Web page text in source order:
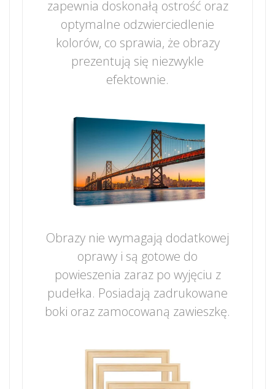
zapewnia doskonałą ostrość oraz
optymalne odzwierciedlenie
kolorów, co sprawia, że obrazy
prezentują się niezwykle
efektownie.
Obrazy nie wymagają dodatkowej
oprawy i są gotowe do
powieszenia zaraz po wyjęciu z
pudełka. Posiadają zadrukowane
boki oraz zamocowaną zawieszkę.